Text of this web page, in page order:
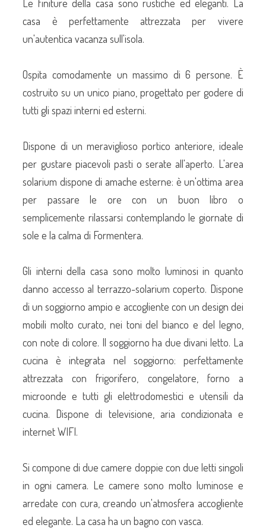
Le finiture della casa sono rustiche ed eleganti. La
casa è perfettamente attrezzata per vivere
un'autentica vacanza sull'isola.
Ospita comodamente un massimo di 6 persone. È
costruito su un unico piano, progettato per godere di
tutti gli spazi interni ed esterni.
Dispone di un meraviglioso portico anteriore, ideale
per gustare piacevoli pasti o serate all'aperto. L'area
solarium dispone di amache esterne: è un'ottima area
per passare le ore con un buon libro o
semplicemente rilassarsi contemplando le giornate di
sole e la calma di Formentera.
Gli interni della casa sono molto luminosi in quanto
danno accesso al terrazzo-solarium coperto. Dispone
di un soggiorno ampio e accogliente con un design dei
mobili molto curato, nei toni del bianco e del legno,
con note di colore. Il soggiorno ha due divani letto. La
cucina è integrata nel soggiorno: perfettamente
attrezzata con frigorifero, congelatore, forno a
microonde e tutti gli elettrodomestici e utensili da
cucina. Dispone di televisione, aria condizionata e
internet WIFI.
Si compone di due camere doppie con due letti singoli
in ogni camera. Le camere sono molto luminose e
arredate con cura, creando un'atmosfera accogliente
ed elegante. La casa ha un bagno con vasca.